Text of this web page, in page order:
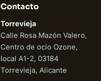
Contacto
Torrevieja
Calle Rosa Mazón Valero,
Centro de ocio Ozone,
local A1-2, 03184
Torrevieja, Alicante